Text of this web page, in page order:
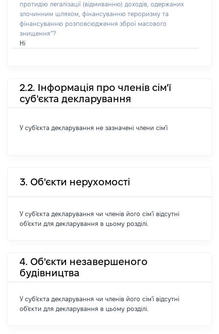
протидію легалізації (відмиванню) доходів, одержаних
злочинним шляхом, фінансуванню тероризму та
фінансуванню розповсюдження зброї масового
знищення”?
Ні
2.2. Інформація про членів сім'ї
суб'єкта декларування
У суб'єкта декларування не зазначені члени сім'ї
3. Об'єкти нерухомості
У суб'єкта декларування чи членів його сім'ї відсутні
об'єкти для декларування в цьому розділі.
4. Об'єкти незавершеного
будівництва
У суб'єкта декларування чи членів його сім'ї відсутні
об'єкти для декларування в цьому розділі.